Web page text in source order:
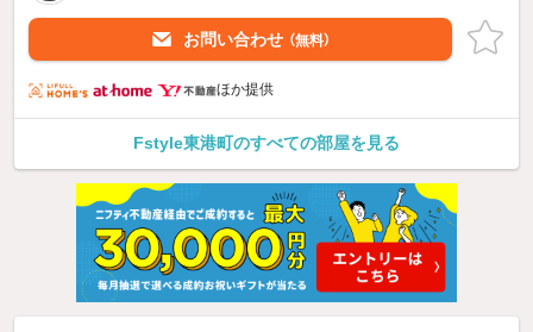
お問い合わせ （無料）
ほか提供
Fstyle東港町のすべての部屋を見る